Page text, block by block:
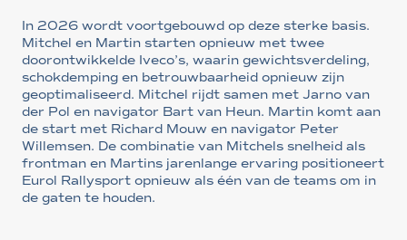
In 2026 wordt voortgebouwd op deze sterke basis.
Mitchel en Martin starten opnieuw met twee
doorontwikkelde Iveco’s, waarin gewichtsverdeling,
schokdemping en betrouwbaarheid opnieuw zijn
geoptimaliseerd. Mitchel rijdt samen met Jarno van
der Pol en navigator Bart van Heun. Martin komt aan
de start met Richard Mouw en navigator Peter
Willemsen. De combinatie van Mitchels snelheid als
frontman en Martins jarenlange ervaring positioneert
Eurol Rallysport opnieuw als één van de teams om in
de gaten te houden.